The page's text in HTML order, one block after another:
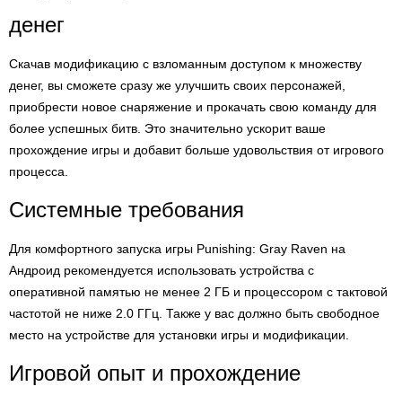
денег
Скачав модификацию с взломанным доступом к множеству
денег, вы сможете сразу же улучшить своих персонажей,
приобрести новое снаряжение и прокачать свою команду для
более успешных битв. Это значительно ускорит ваше
прохождение игры и добавит больше удовольствия от игрового
процесса.
Системные требования
Для комфортного запуска игры Punishing: Gray Raven на
Андроид рекомендуется использовать устройства с
оперативной памятью не менее 2 ГБ и процессором с тактовой
частотой не ниже 2.0 ГГц. Также у вас должно быть свободное
место на устройстве для установки игры и модификации.
Игровой опыт и прохождение